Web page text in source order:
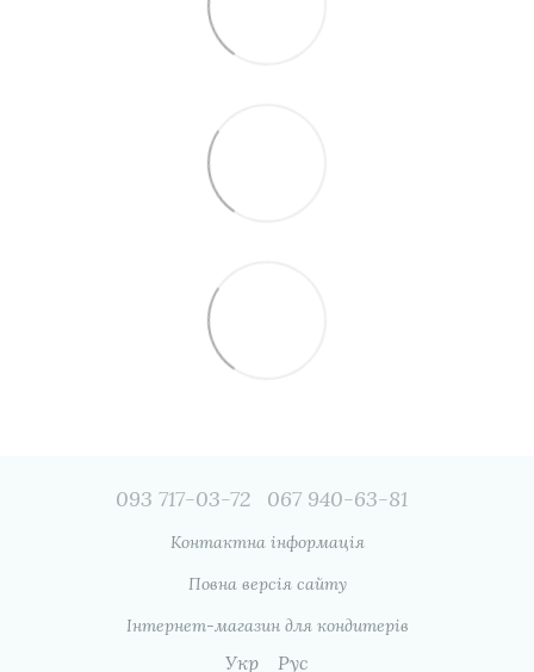
093 717-03-72 067 940-63-81
Контактна інформація
Повна версія сайту
Інтернет-магазин для кондитерів
Укр Рус